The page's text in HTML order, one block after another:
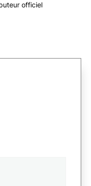
officiel